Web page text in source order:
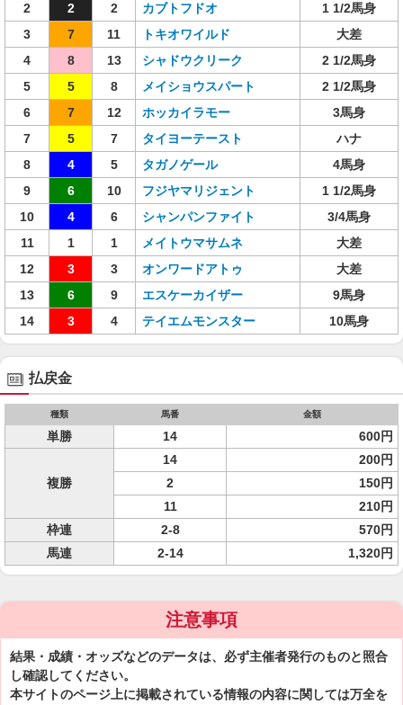
2
2 2 カブトフドオ
1 1/2馬身
3
7 11 トキオワイルド
大差
4
8 13 シャドウクリーク
2 1/2馬身
5
5 8 メイショウスパート
2 1/2馬身
6
7 12 ホッカイラモー
3馬身
7
5 7 タイヨーテースト
ハナ
8
4 5 タガノゲール
4馬身
9
6 10 フジヤマリジェント
1 1/2馬身
10
4 6 シャンパンファイト
3/4馬身
11
1 1 メイトウマサムネ
大差
12
3 3 オンワードアトゥ
大差
13
6 9 エスケーカイザー
9馬身
14
3 4 テイエムモンスター 10馬身
払戻金
種類 馬番 金額
単勝 14 600円
複勝
14
200円
2
150円
11
210円
枠連
2-8
570円
馬連
2-14 1,320円
注意事項
結果・成績・オッズなどのデータは、必ず主催者発行のものと照合
し確認してください。
本サイトのページ上に掲載されている情報の内容に関しては万全を